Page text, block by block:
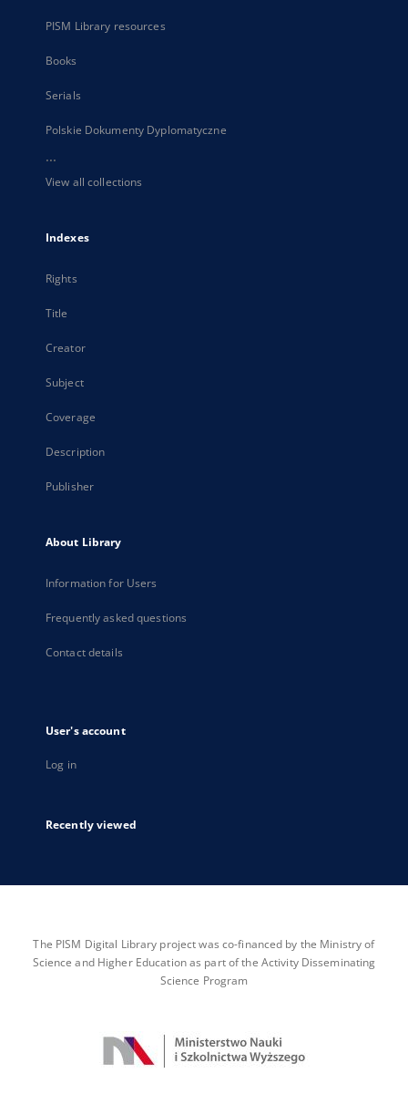
PISM Library resources
Books
Serials
Polskie Dokumenty Dyplomatyczne
...
View all collections
Indexes
Rights
Title
Creator
Subject
Coverage
Description
Publisher
About Library
Information for Users
Frequently asked questions
Contact details
User's account
Log in
Recently viewed
The PISM Digital Library project was co-financed by the Ministry of
Science and Higher Education as part of the Activity Disseminating
Science Program